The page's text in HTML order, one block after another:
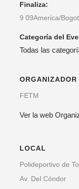
Finaliza:
9 09America/
Categoría del
Todas las
ORGANIZADOR
FETM
Ver la web
LOCAL
Polideportivo de
Av. Del Cóndor